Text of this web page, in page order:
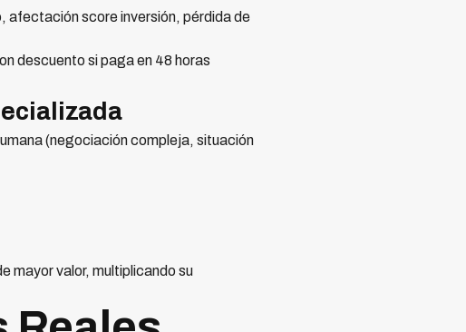
afectación score inversión, pérdida de
descuento si paga en 48 horas
(negociación compleja, situación
mayor valor, multiplicando su